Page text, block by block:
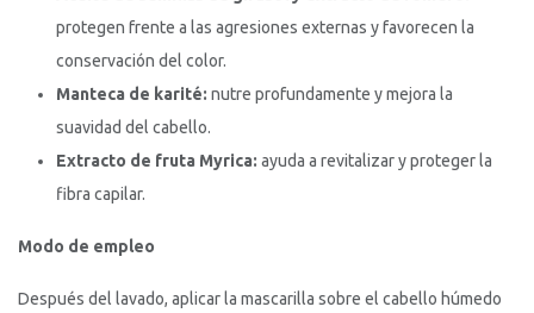
protegen frente a las agresiones externas y favorecen la
conservación del color.
Manteca de karité: nutre profundamente y mejora la
suavidad del cabello.
Extracto de fruta Myrica: ayuda a revitalizar y proteger la
fibra capilar.
Modo de empleo
Después del lavado, aplicar la mascarilla sobre el cabello húmedo